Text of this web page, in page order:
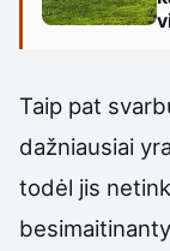
Taip pat
dažniausiai
todėl jis